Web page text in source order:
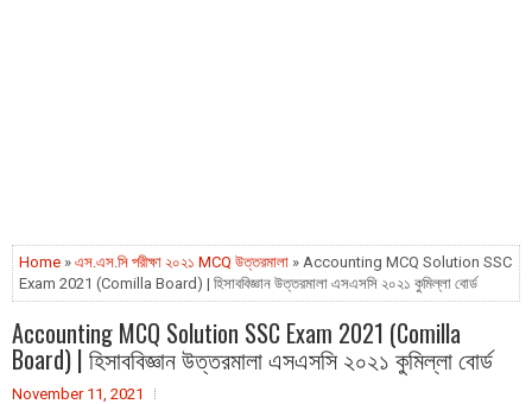
Home » এস.এস.সি পরীক্ষা ২০২১ MCQ উত্তরমালা » Accounting MCQ Solution SSC
Exam 2021 (Comilla Board) | হিসাববিজ্ঞান উত্তরমালা এসএসসি ২০২১ কুমিল্লা বোর্ড
Accounting MCQ Solution SSC Exam 2021 (Comilla
Board) | হিসাববিজ্ঞান উত্তরমালা এসএসসি ২০২১ কুমিল্লা বোর্ড
November 11, 2021